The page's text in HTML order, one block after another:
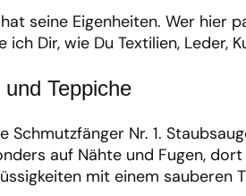
seine Eigenheiten. Wer hier
ich Dir, wie Du Textilien,
Teppiche
Schmutzfänger Nr. 1.
auf Nähte und Fugen,
mit einem sauberen